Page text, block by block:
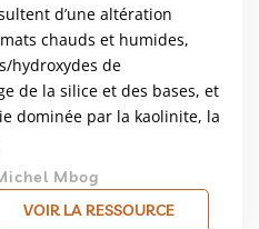
d’une altération
chauds et humides,
hydroxydes de
de la silice et des bases, et
dominée par la kaolinite, la
Mbog
VOIR LA RESSOURCE